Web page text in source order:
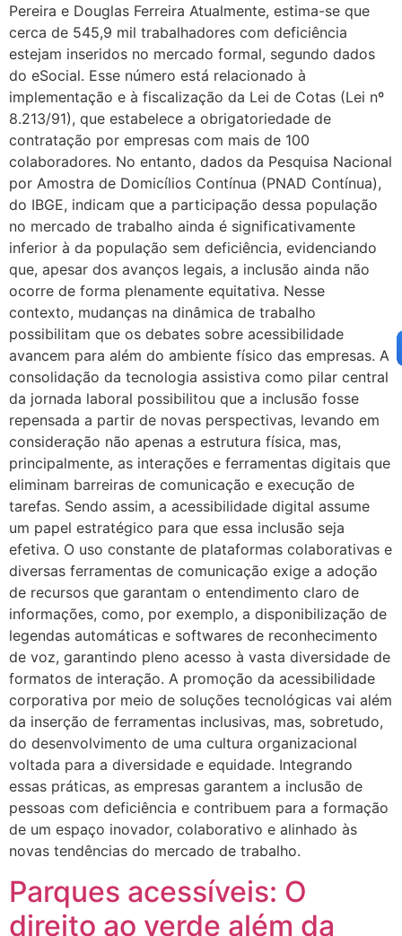
Pereira e Douglas Ferreira Atualmente, estima-se que
cerca de 545,9 mil trabalhadores com deficiência
estejam inseridos no mercado formal, segundo dados
do eSocial. Esse número está relacionado à
implementação e à fiscalização da Lei de Cotas (Lei nº
8.213/91), que estabelece a obrigatoriedade de
contratação por empresas com mais de 100
colaboradores. No entanto, dados da Pesquisa Nacional
por Amostra de Domicílios Contínua (PNAD Contínua),
do IBGE, indicam que a participação dessa população
no mercado de trabalho ainda é significativamente
inferior à da população sem deficiência, evidenciando
que, apesar dos avanços legais, a inclusão ainda não
ocorre de forma plenamente equitativa. Nesse
contexto, mudanças na dinâmica de trabalho
possibilitam que os debates sobre acessibilidade
avancem para além do ambiente físico das empresas. A
consolidação da tecnologia assistiva como pilar central
da jornada laboral possibilitou que a inclusão fosse
repensada a partir de novas perspectivas, levando em
consideração não apenas a estrutura física, mas,
principalmente, as interações e ferramentas digitais que
eliminam barreiras de comunicação e execução de
tarefas. Sendo assim, a acessibilidade digital assume
um papel estratégico para que essa inclusão seja
efetiva. O uso constante de plataformas colaborativas e
diversas ferramentas de comunicação exige a adoção
de recursos que garantam o entendimento claro de
informações, como, por exemplo, a disponibilização de
legendas automáticas e softwares de reconhecimento
de voz, garantindo pleno acesso à vasta diversidade de
formatos de interação. A promoção da acessibilidade
corporativa por meio de soluções tecnológicas vai além
da inserção de ferramentas inclusivas, mas, sobretudo,
do desenvolvimento de uma cultura organizacional
voltada para a diversidade e equidade. Integrando
essas práticas, as empresas garantem a inclusão de
pessoas com deficiência e contribuem para a formação
de um espaço inovador, colaborativo e alinhado às
novas tendências do mercado de trabalho.
Parques acessíveis: O
direito ao verde além da